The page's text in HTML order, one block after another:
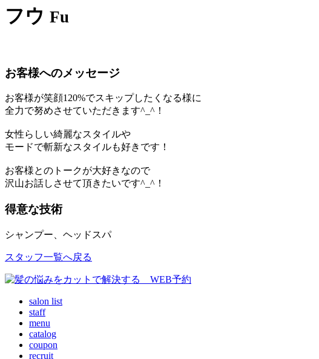
フウ Fu
お客様へのメッセージ
お客様が笑顔120%でスキップしたくなる様に
全力で努めさせていただきます^_^！
女性らしい綺麗なスタイルや
モードで斬新なスタイルも好きです！
お客様とのトークが大好きなので
沢山お話しさせて頂きたいです^_^！
得意な技術
シャンプー、ヘッドスパ
スタッフ一覧へ戻る
salon list
staff
menu
catalog
coupon
recruit